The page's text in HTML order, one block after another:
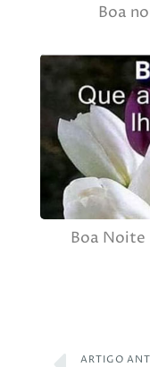
Boa
Boa Noite
ARTIGO